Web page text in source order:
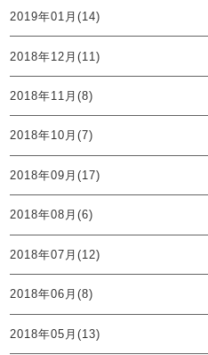
2019年01月(14)
2018年12月(11)
2018年11月(8)
2018年10月(7)
2018年09月(17)
2018年08月(6)
2018年07月(12)
2018年06月(8)
2018年05月(13)